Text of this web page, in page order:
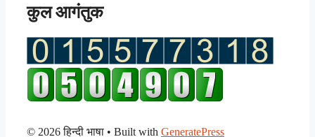
कुल आगंतुक
© 2026 हिन्दी भाषा • Built with GeneratePress